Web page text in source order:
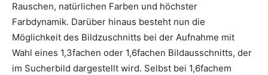
Rauschen, natürlichen Farben und höchster
Farbdynamik. Darüber hinaus besteht nun die
Möglichkeit des Bildzuschnitts bei der Aufnahme mit
Wahl eines 1,3fachen oder 1,6fachen Bildausschnitts, der
im Sucherbild dargestellt wird. Selbst bei 1,6fachem